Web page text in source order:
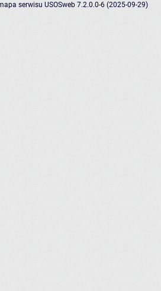
serwisu USOSweb 7.2.0.0-6 (2025-09-29)